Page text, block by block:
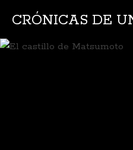
CRÓNICAS DE